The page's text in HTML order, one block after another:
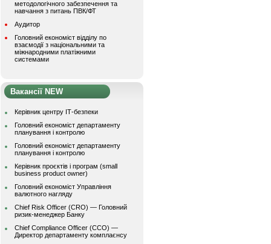
методологічного забезпечення та
навчання з питань ПВК/ФТ
Аудитор
Головний економіст відділу по
взаємодії з національними та
міжнародними платіжними
системами
Вакансії NEW
Керівник центру ІТ-безпеки
Головний економіст департаменту
планування і контролю
Головний економіст департаменту
планування і контролю
Керівник проєктів і програм (small
business product owner)
Головний економіст Управління
валютного нагляду
Chief Risk Officer (CRO) — Головний
ризик-менеджер Банку
Chief Compliance Officer (CCO) —
Директор департаменту комплаєнсу